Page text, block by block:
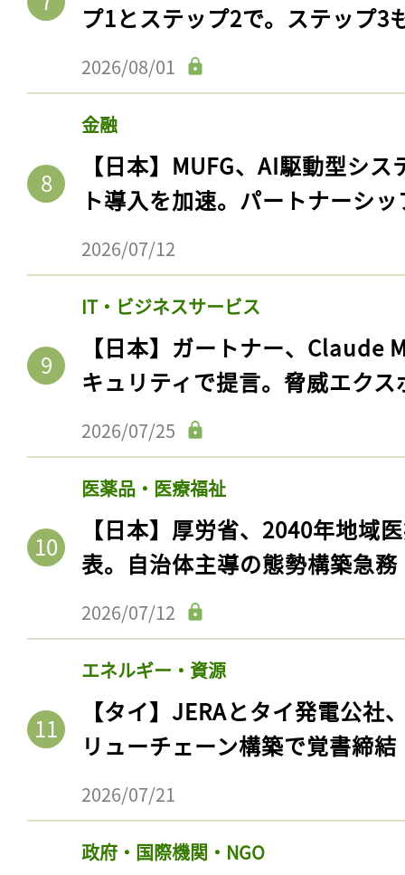
プ1とステップ2で。ステップ3
2026/08/01
金融
【日本】MUFG、AI駆動型シ
ト導入を加速。パートナーシ
2026/07/12
IT・ビジネスサービス
【日本】ガートナー、Claude
キュリティで提言。脅威エク
2026/07/25
医薬品・医療福祉
【日本】厚労省、2040年地域
表。自治体主導の態勢構築急務
2026/07/12
エネルギー・資源
【タイ】JERAとタイ発電公社
リューチェーン構築で覚書締結
2026/07/21
政府・国際機関・NGO